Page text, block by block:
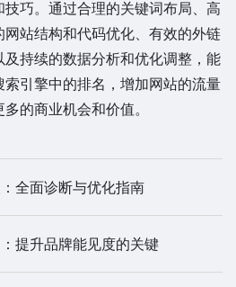
巧。通过合理的关键词布局、高
网站结构和代码优化、有效的外链
持续的数据分析和优化调整，能
引擎中的排名，增加网站的流量
的商业机会和价值。
全面诊断与优化指南
提升品牌能见度的关键